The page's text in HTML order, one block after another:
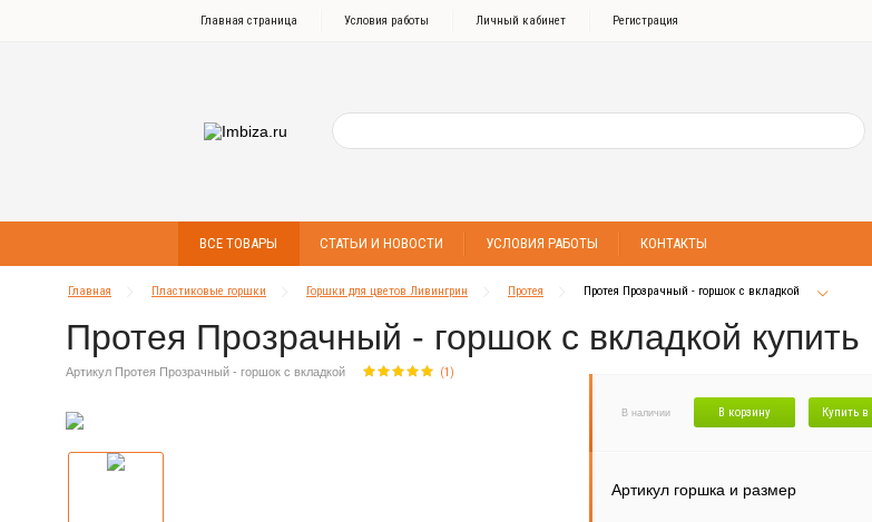
Главная страница Условия работы Личный кабинет Регистрация
ВСЕ ТОВАРЫ СТАТЬИ И НОВОСТИ УСЛОВИЯ РАБОТЫ КОНТАКТЫ
Главная Пластиковые горшки Горшки для цветов Ливингрин Протея Протея Прозрачный - горшок с вкладкой
Протея Прозрачный - горшок с вкладкой
Артикул Протея Прозрачный - горшок с вкладкой (1)
В наличии В корзину
Купить
Артикул горшка и размер